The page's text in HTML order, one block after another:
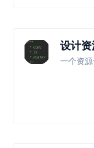
设计
一个资